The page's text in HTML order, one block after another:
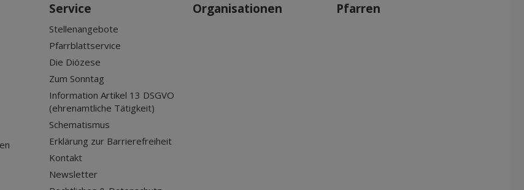
Service
Stellenangebote
Pfarrblattservice
Die Diözese
Zum Sonntag
Information Artikel 13 DSGVO
(ehrenamtliche Tätigkeit)
Schematismus
Erklärung zur Barrierefreiheit
Kontakt
Newsletter
Organisationen Pfarren